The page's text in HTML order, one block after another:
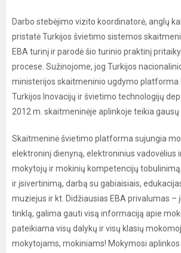
Darbo stebėjimo vizito koordinatorė, anglų
pristatė Turkijos švietimo sistemos
EBA turinį ir parodė šio turinio praktinį
procese. Sužinojome, jog Turkijos
ministerijos skaitmeninio ugdymo platforma
Turkijos Inovacijų ir švietimo technologijų
2012 m. skaitmeninėje aplinkoje teikia gausų
Skaitmeninė švietimo platforma sujungia
elektroninį dienyną, elektroninius vadovėlius
mokytojų ir mokinių kompetencijų
ir įsivertinimą, darbą su gabiaisiais,
muziejus ir kt. Didžiausias EBA privalumas –
tinklą, galima gauti visą informaciją apie
pateikiama visų dalykų ir visų klasių
mokytojams, mokiniams! Mokymosi